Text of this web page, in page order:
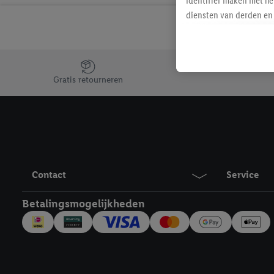
Jouw voordelen bij ons als Lidl webshop klant
Gratis retourneren
Contact Service
Betalingsmogelijkheden
diensten van derden
Als je hiervoor
eerder interesse hebt
maar het niet te
mailadres en met
Onder "Aanpassen"
Door te klikken op
technieken worden
inclusief over de
trekken, vind je in onze
over de cookies die